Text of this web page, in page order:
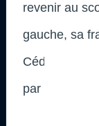
revenir au
gauche, sa
Cédric
par la barre